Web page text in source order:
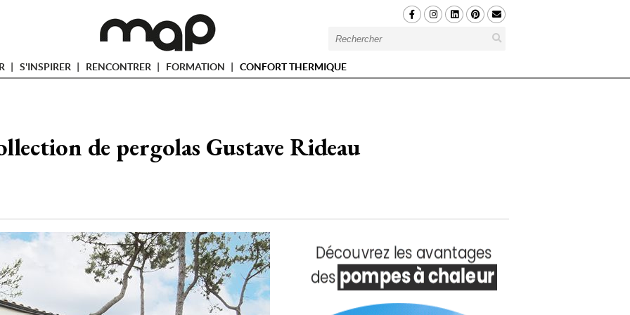
S'INSPIRER RENCONTRER FORMATION CONFORT THERMIQUE
de pergolas Gustave Rideau